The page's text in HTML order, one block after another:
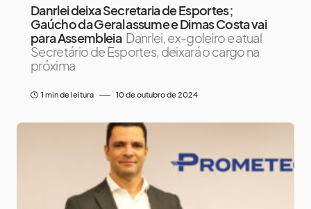
Danrlei deixa Secretaria de Esportes;
Gaúcho da Geral assume e Dimas Costa vai
para Assembleia Danrlei, ex-goleiro e atual
Secretário de Esportes, deixará o cargo na
próxima
1 min de leitura 10 de outubro de 2024